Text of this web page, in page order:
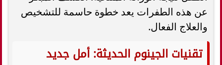
عن هذه الطفرات يعد خطوة حاسمة للتشخيص
والعلاج الفعال.
تقنيات الجينوم الحديثة: أمل جديد